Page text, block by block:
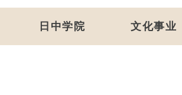
日中学院 文化事业